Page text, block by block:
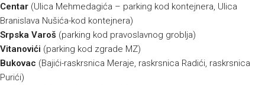
Centar (Ulica Mehmedagića – parking kod kontejnera, Ulica
Branislava Nušića-kod kontejnera)
Srpska Varoš (parking kod pravoslavnog groblja)
Vitanovići (parking kod zgrade MZ)
Bukovac (Bajići-raskrsnica Meraje, raskrsnica Radići, raskrsnica
Purići)